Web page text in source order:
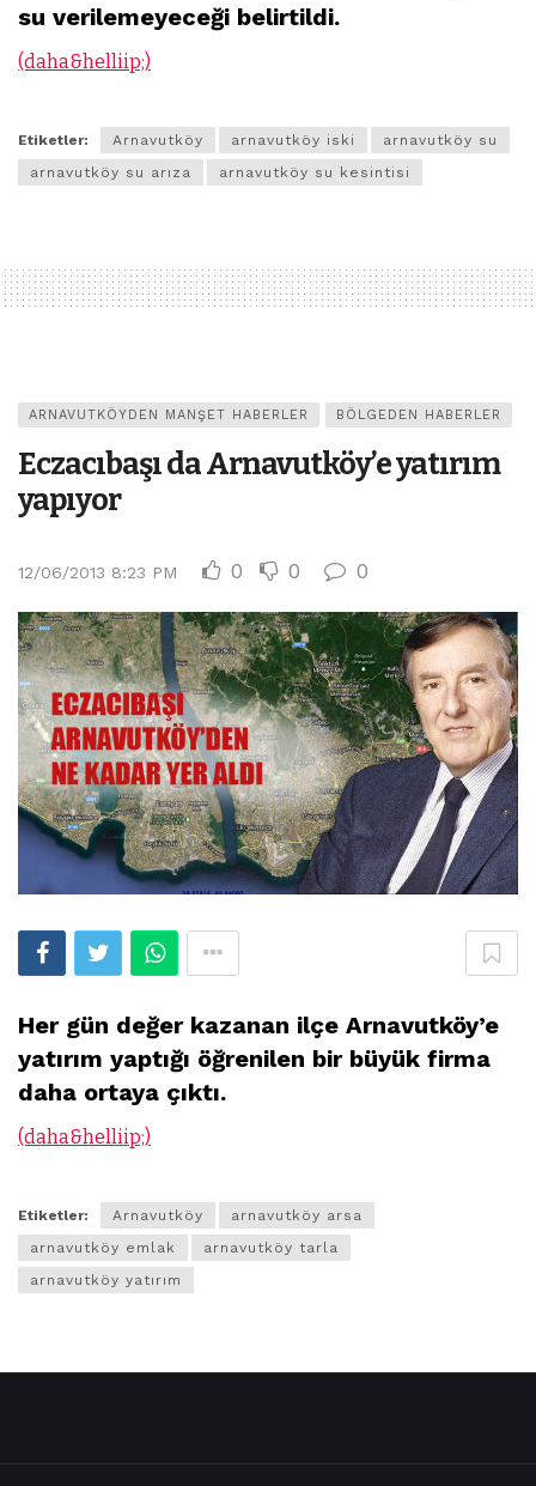
su verilemeyeceği belirtildi.
(daha&helliip;)
Etiketler: Arnavutköy arnavutköy iski
arnavutköy su
arnavutköy su arıza
arnavutköy su kesintisi
ARNAVUTKÖYDEN MANŞET HABERLER BÖLGEDEN HABERLER
Eczacıbaşı da Arnavutköy’e yatırım
yapıyor
12/06/2013 8:23 PM 0 0 0
Her gün değer kazanan ilçe Arnavutköy’e
yatırım yaptığı öğrenilen bir büyük firma
daha ortaya çıktı.
(daha&helliip;)
Etiketler: Arnavutköy
arnavutköy arsa
arnavutköy emlak
arnavutköy tarla
arnavutköy yatırım